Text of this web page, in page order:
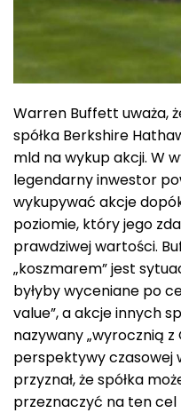
Warren Buffett uważa,
spółka Berkshire
mld na wykup akcji. W
legendarny inwestor
wykupywać akcje
poziomie, który jego
prawdziwej wartości.
„koszmarem” jest
byłyby wyceniane po
value”, a akcje innych
nazywany „wyrocznią z
perspektywy czasowej
przyznał, że spółka
przeznaczyć na ten cel